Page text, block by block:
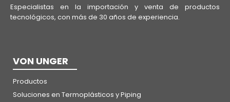
Especialistas en la importación y venta de productos
tecnológicos, con más de 30 años de experiencia.
VON UNGER
Productos
Soluciones en Termoplásticos y Piping